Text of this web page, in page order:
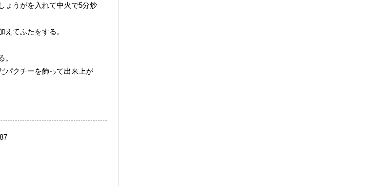
ょうがを入れて中火で5分炒
てふたをする。
。
パクチーを飾って出来上が